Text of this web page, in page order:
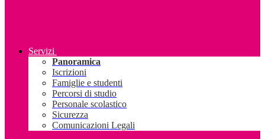
Servizi
Panoramica
Iscrizioni
Famiglie e studenti
Percorsi di studio
Personale scolastico
Sicurezza
Comunicazioni Legali